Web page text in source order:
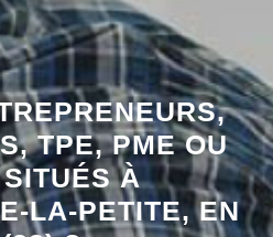
TPE, PME OU
À
LA-PETITE, EN